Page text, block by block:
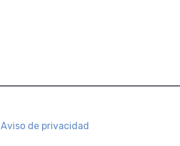
Aviso de privacidad